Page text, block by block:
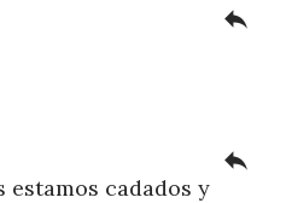
reply
cadados y
reply